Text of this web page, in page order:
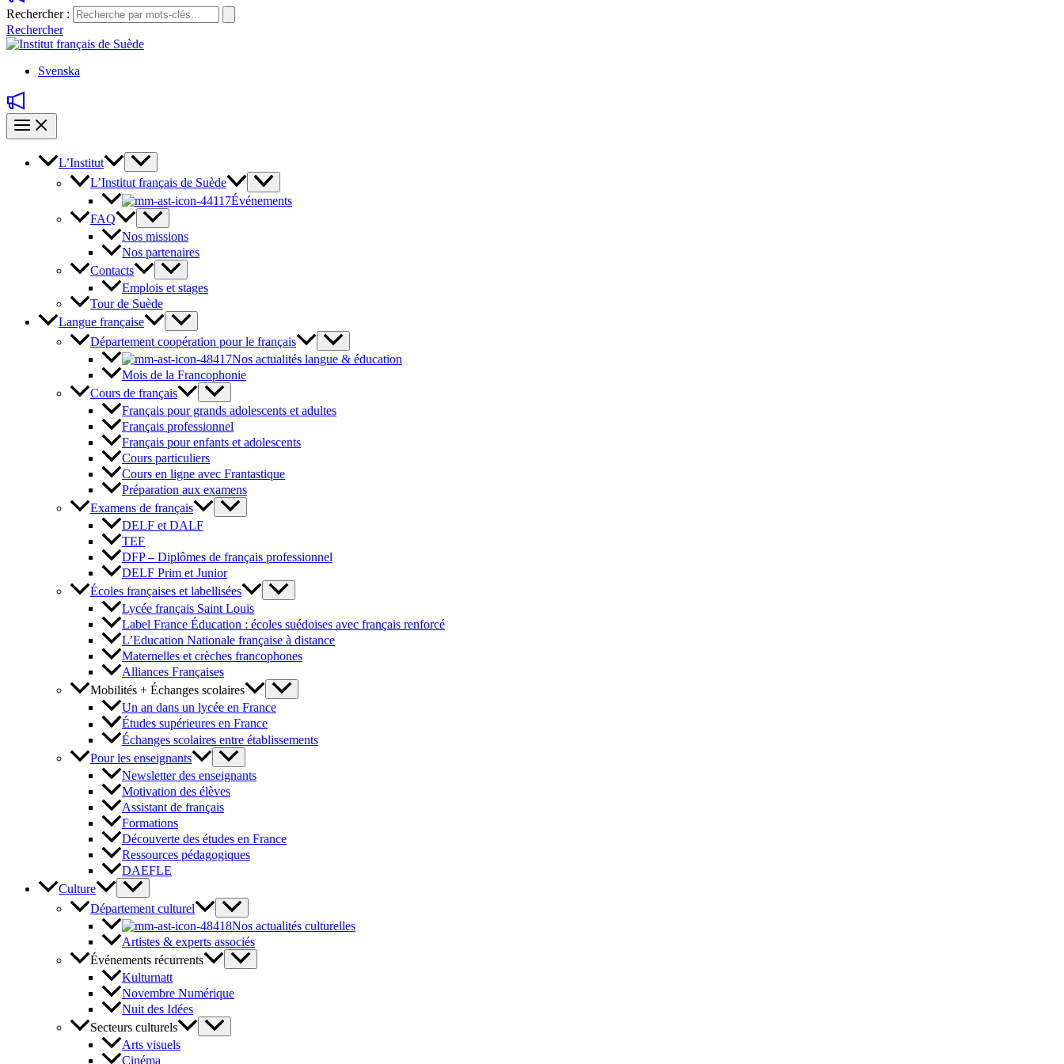
Rechercher :
Rechercher
Svenska
L’Institut
L’Institut français de Suède
Événements
FAQ
Nos missions
Nos partenaires
Contacts
Emplois et stages
Tour de Suède
Langue française
Département coopération pour le français
Nos actualités langue & éducation
Mois de la Francophonie
Cours de français
Français pour grands adolescents et adultes
Français professionnel
Français pour enfants et adolescents
Cours particuliers
Cours en ligne avec Frantastique
Préparation aux examens
Examens de français
DELF et DALF
TEF
DFP – Diplômes de français professionnel
DELF Prim et Junior
Écoles françaises et labellisées
Lycée français Saint Louis
Label France Éducation : écoles suédoises avec français renforcé
L’Education Nationale française à distance
Maternelles et crèches francophones
Alliances Françaises
Mobilités + Échanges scolaires
Un an dans un lycée en France
Études supérieures en France
Échanges scolaires entre établissements
Pour les enseignants
Newsletter des enseignants
Motivation des élèves
Assistant de français
Formations
Découverte des études en France
Ressources pédagogiques
DAEFLE
Culture
Département culturel
Nos actualités culturelles
Artistes & experts associés
Événements récurrents
Kulturnatt
Novembre Numérique
Nuit des Idées
Secteurs culturels
Arts visuels
Cinéma